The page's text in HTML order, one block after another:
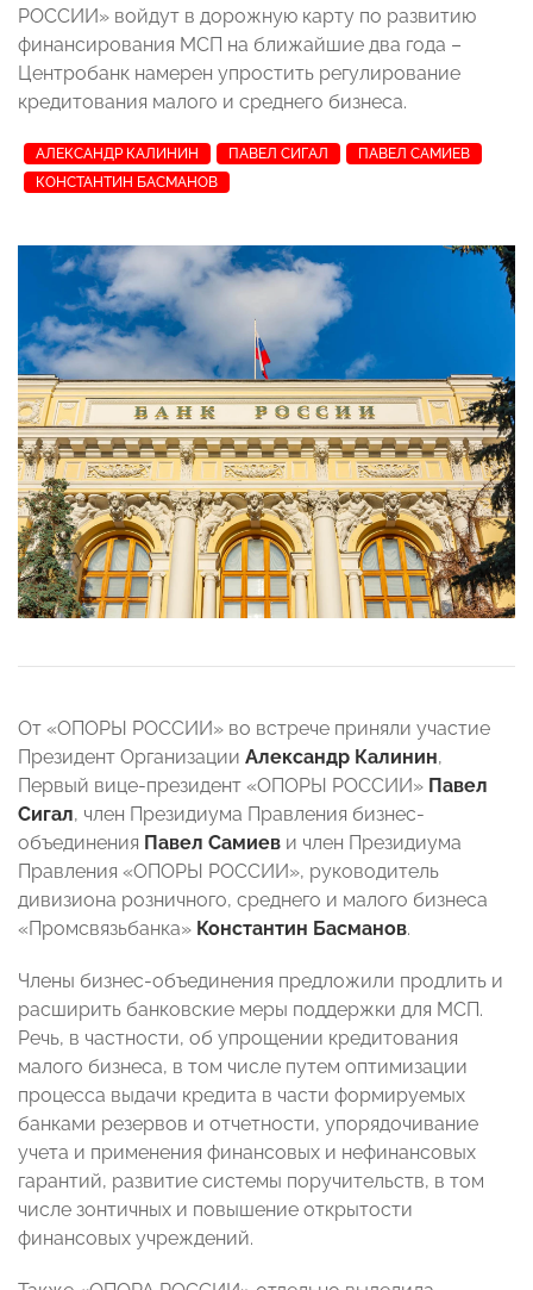
РОССИИ» войдут в дорожную карту по развитию
финансирования МСП на ближайшие два года –
Центробанк намерен упростить регулирование
кредитования малого и среднего бизнеса.
АЛЕКСАНДР КАЛИНИН ПАВЕЛ СИГАЛ
ПАВЕЛ САМИЕВ
КОНСТАНТИН БАСМАНОВ
От «ОПОРЫ РОССИИ» во встрече приняли участие
Президент Организации Александр Калинин,
Первый вице-президент «ОПОРЫ РОССИИ» Павел
Сигал, член Президиума Правления бизнес-
объединения Павел Самиев и член Президиума
Правления «ОПОРЫ РОССИИ», руководитель
дивизиона розничного, среднего и малого бизнеса
«Промсвязьбанка» Константин Басманов.
Члены бизнес-объединения предложили продлить и
расширить банковские меры поддержки для МСП.
Речь, в частности, об упрощении кредитования
малого бизнеса, в том числе путем оптимизации
процесса выдачи кредита в части формируемых
банками резервов и отчетности, упорядочивание
учета и применения финансовых и нефинансовых
гарантий, развитие системы поручительств, в том
числе зонтичных и повышение открытости
финансовых учреждений.